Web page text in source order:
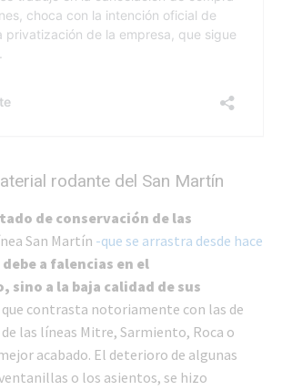
rodante del San Martín
de conservación de las
San Martín -que se arrastra desde hace
a falencias en el
a la baja calidad de sus
que contrasta notoriamente con las de
las líneas Mitre, Sarmiento, Roca o
acabado. El deterioro de algunas
o los asientos, se hizo